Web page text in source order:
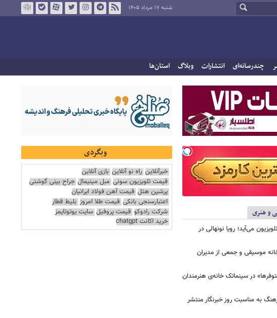
شنبه ۱۷ مرداد ۱۴۰۵
چندرسانه‌ای انتشارات وبلاگ استان‌ها
و هنری
می‌آید؛ رویا نونهالی در
موسیقی و جمعی از مدیران
در سینماتک خانه‌ی هنرمندان
به مناسبت روز خبرنگار منتشر
وبگردی
خبرآنلاین راه نو آنلاین بازی آنلاین
قیمت تلویزیون سونی مبل مینیمال جراح بینی گوشتی
پرشین هتل قیمت آهن فولاد ایرانیان
اعتبارسنجی بانکی قیمت طلا امروز بلیط قطار
شرکت رادوکو قیمت پروفیل سایت یوتوتایمز
خرید اکانت chatgpt